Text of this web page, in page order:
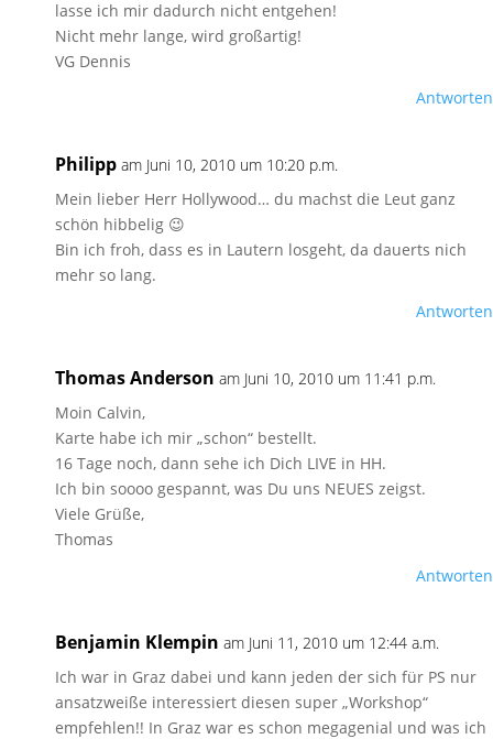
lasse ich mir dadurch nicht entgehen!
Nicht mehr lange, wird großartig!
VG Dennis
Antworten
Philipp am Juni 10, 2010 um 10:20 p.m.
Mein lieber Herr Hollywood… du machst die Leut ganz
schön hibbelig 😉
Bin ich froh, dass es in Lautern losgeht, da dauerts nich
mehr so lang.
Antworten
Thomas Anderson am Juni 10, 2010 um 11:41 p.m.
Moin Calvin,
Karte habe ich mir „schon“ bestellt.
16 Tage noch, dann sehe ich Dich LIVE in HH.
Ich bin soooo gespannt, was Du uns NEUES zeigst.
Viele Grüße,
Thomas
Antworten
Benjamin Klempin am Juni 11, 2010 um 12:44 a.m.
Ich war in Graz dabei und kann jeden der sich für PS nur
ansatzweiße interessiert diesen super „Workshop“
empfehlen!! In Graz war es schon megagenial und was ich